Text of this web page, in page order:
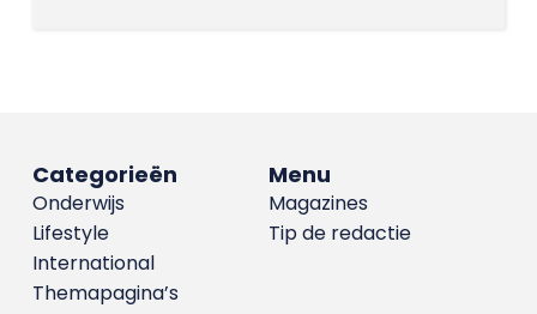
Menu
Magazines
Tip de redactie
Categorieën
Onderwijs
Lifestyle
International
Themapagina’s